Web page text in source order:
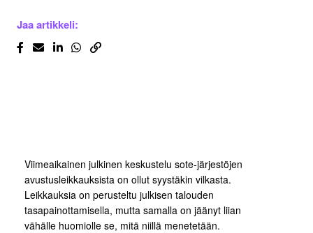
Jaa artikkeli:
Viimeaikainen julkinen keskustelu sote-järjestöjen
avustusleikkauksista on ollut syystäkin vilkasta.
Leikkauksia on perusteltu julkisen talouden
tasapainottamisella, mutta samalla on jäänyt liian
vähälle huomiolle se, mitä niillä menetetään.